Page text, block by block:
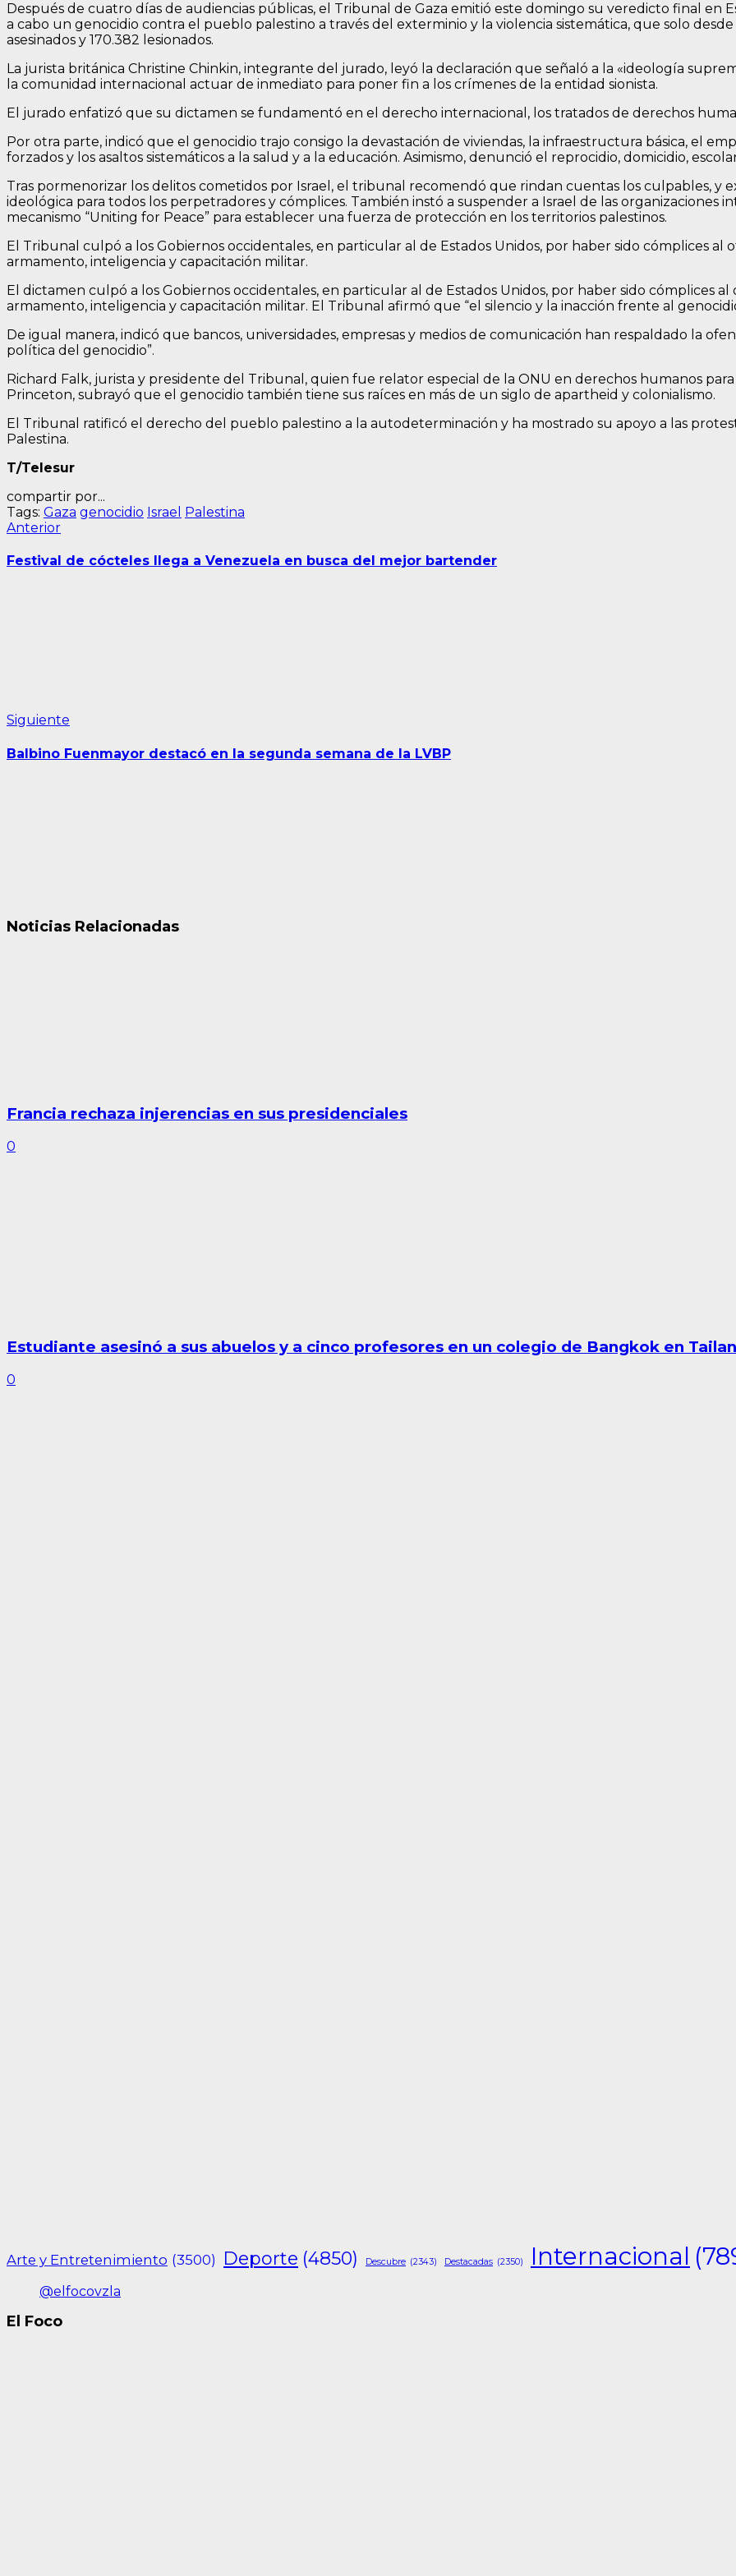
Después de cuatro días de audiencias públicas, el Tribunal de Gaza emitió este domingo su veredicto final en
a cabo un genocidio contra el pueblo palestino a través del exterminio y la violencia sistemática, que solo
asesinados y 170.382 lesionados.
La jurista británica Christine Chinkin, integrante del jurado, leyó la declaración que señaló a la «ideología
la comunidad internacional actuar de inmediato para poner fin a los crímenes de la entidad sionista.
El jurado enfatizó que su dictamen se fundamentó en el derecho internacional, los tratados de derechos
Por otra parte, indicó que el genocidio trajo consigo la devastación de viviendas, la infraestructura básica, el
forzados y los asaltos sistemáticos a la salud y a la educación. Asimismo, denunció el reprocidio, domicidio,
Tras pormenorizar los delitos cometidos por Israel, el tribunal recomendó que rindan cuentas los culpables, y
ideológica para todos los perpetradores y cómplices. También instó a suspender a Israel de las organizaciones
mecanismo “Uniting for Peace” para establecer una fuerza de protección en los territorios palestinos.
El Tribunal culpó a los Gobiernos occidentales, en particular al de Estados Unidos, por haber sido cómplices al
armamento, inteligencia y capacitación militar.
El dictamen culpó a los Gobiernos occidentales, en particular al de Estados Unidos, por haber sido cómplices
armamento, inteligencia y capacitación militar. El Tribunal afirmó que “el silencio y la inacción frente al
De igual manera, indicó que bancos, universidades, empresas y medios de comunicación han respaldado la
política del genocidio”.
Richard Falk, jurista y presidente del Tribunal, quien fue relator especial de la ONU en derechos humanos
Princeton, subrayó que el genocidio también tiene sus raíces en más de un siglo de apartheid y colonialismo.
El Tribunal ratificó el derecho del pueblo palestino a la autodeterminación y ha mostrado su apoyo a las
Palestina.
T/Telesur
compartir por...
Tags: Gaza genocidio Israel Palestina
Navegación
de
AnteriorEntrada
Festival de cócteles llega a Venezuela en busca del mejor bartender
Siguiente
Balbino Fuenmayor destacó en la segunda semana de la LVBP
Noticias Relacionadas
Francia rechaza injerencias en sus presidenciales
0
Estudiante asesinó a sus abuelos y a cinco profesores en un colegio de Bangkok en
0
Arte y Entretenimiento (3500) Deporte (4850) Descubre (2343) Destacadas (2350) Internacional
@elfocovzla
El Foco